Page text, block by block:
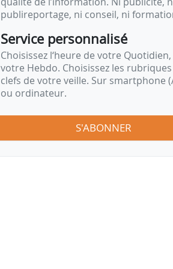
publireportage, ni conseil, ni
Service personnalisé
Choisissez l‘heure de votre
votre Hebdo. Choisissez les
clefs de votre veille. Sur smartphone
ou ordinateur.
S'ABONNER